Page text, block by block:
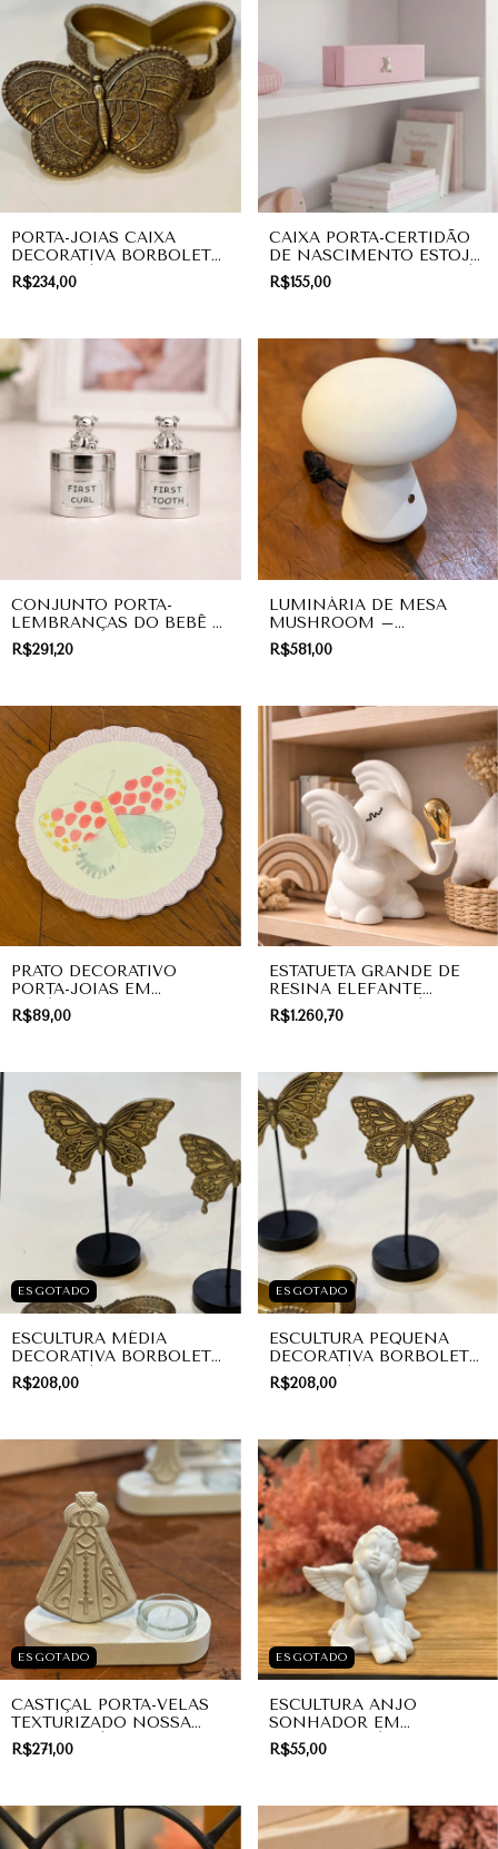
PORTA-JOIAS CAIXA
DECORATIVA BORBOLETA
VINTAGE | PRESENTE
R$234,00
CAIXA PORTA-CERTIDÃO
DE NASCIMENTO ESTOJO
URSINHO SILVER ROSA |
LINHA BABY
R$155,00
CONJUNTO PORTA-
LEMBRANÇAS DO BEBÊ –
PRIMEIRO CACHO E
DENTINHO URSINHO
R$291,20
LUMINÁRIA DE MESA
MUSHROOM –
COGUMELO
MINIMALISTA BRANCO |
R$581,00
PRATO DECORATIVO
PORTA-JOIAS EM
CERÂMICA – BORBOLETA
PASTEL | INFANTIL
R$89,00
ESTATUETA GRANDE DE
RESINA ELEFANTE
BRANCO DUMBO |
DECORAÇÃO INFANTIL
R$1.260,70
ESGOTADO
ESCULTURA MÉDIA
DECORATIVA BORBOLETA
VINTAGE | PRESENTE
R$208,00
ESGOTADO
ESCULTURA PEQUENA
DECORATIVA BORBOLETA
VINTAGE | PRESENTE
R$208,00
ESGOTADO
CASTIÇAL PORTA-VELAS
TEXTURIZADO NOSSA
SENHORA | COLEÇÃO
DIVINA
R$271,00
ESGOTADO
ESCULTURA ANJO
SONHADOR EM
PORCELANA | DIVINO
R$55,00